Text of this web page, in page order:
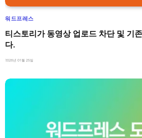
워드프레스
티스토리가 동영상 업로드 차단 및 기
다.
2026년 01월 25일